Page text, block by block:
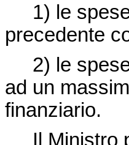
1) le spese
precedente
2) le spese
ad un
finanziario.
Il Ministro